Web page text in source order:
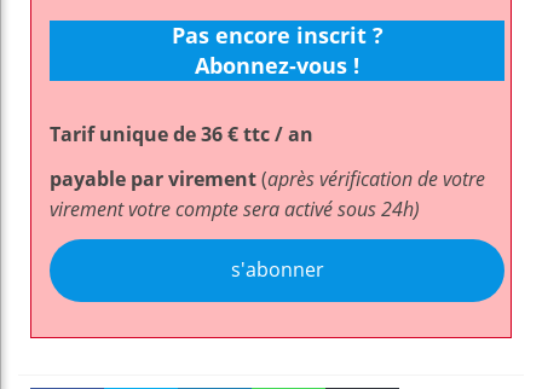
Pas encore inscrit ?
Abonnez-vous !
Tarif unique de 36 € ttc / an
payable par virement(après vérification de votre
virement votre compte sera activé sous 24h)
s'abonner